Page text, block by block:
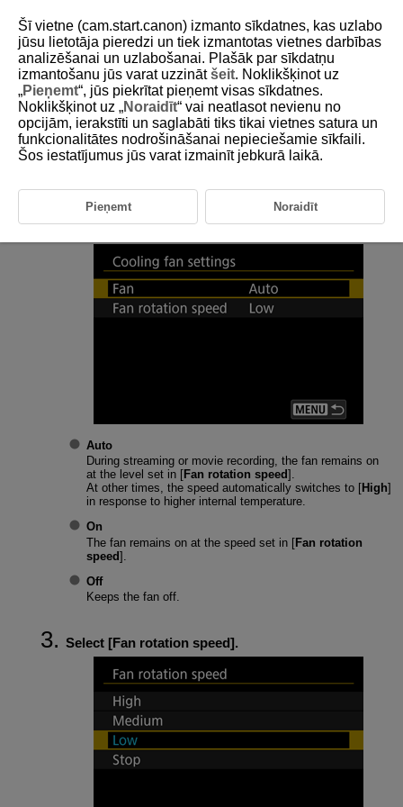
D388-221
Cooling Fan Settings
You can use the cooling fan to release heat from inside the camera.
Select [ :
).
Auto
During streaming or movie recording, the fan remains on
at the level set in [Fan rotation speed].
At other times, the speed automatically switches to [High]
in response to higher internal temperature.
On
The fan remains on at the speed set in [Fan rotation
speed].
Off
Keeps the fan off.
Select [Fan rotation speed].
Šī vietne (cam.start.canon) izmanto sīkdatnes, kas uzlabo
jūsu lietotāja pieredzi un tiek izmantotas vietnes darbības
analizēšanai un uzlabošanai. Plašāk par sīkdatņu
izmantošanu jūs varat uzzinātšeit. Noklikšķinot uz
„Pieņemt“, jūs piekrītat pieņemt visas sīkdatnes.
Noklikšķinot uz „Noraidīt“ vai neatlasot nevienu no
opcijām, ierakstīti un saglabāti tiks tikai vietnes satura un
funkcionalitātes nodrošināšanai nepieciešamie sīkfaili.
Šos iestatījumus jūs varat izmainīt jebkurā laikā.
Pieņemt Noraidīt